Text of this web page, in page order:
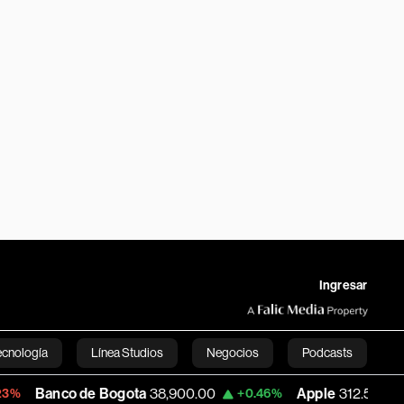
Ingresar
Línea Studios Negocios Podcasts
English
de Bogota 38,900.00 +0.46% Apple 312.53 +0.51%